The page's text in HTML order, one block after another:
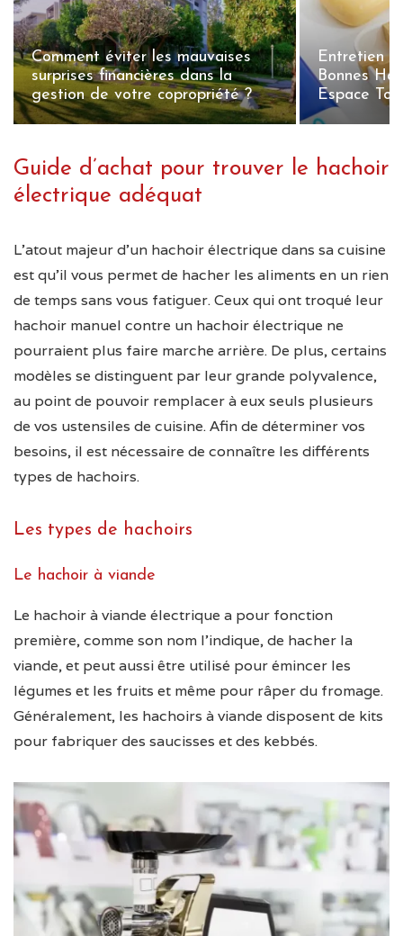
Comment éviter les mauvaises
surprises financières dans la
gestion de votre copropriété ?
Entretien
Bonnes
Espace
Guide d’achat pour trouver le hachoir
électrique adéquat
L’atout majeur d’un hachoir électrique dans sa cuisine
est qu’il vous permet de hacher les aliments en un rien
de temps sans vous fatiguer. Ceux qui ont troqué leur
hachoir manuel contre un hachoir électrique ne
pourraient plus faire marche arrière. De plus, certains
modèles se distinguent par leur grande polyvalence,
au point de pouvoir remplacer à eux seuls plusieurs
de vos ustensiles de cuisine. Afin de déterminer vos
besoins, il est nécessaire de connaître les différents
types de hachoirs.
Les types de hachoirs
Le hachoir à viande
Le hachoir à viande électrique a pour fonction
première, comme son nom l’indique, de hacher la
viande, et peut aussi être utilisé pour émincer les
légumes et les fruits et même pour râper du fromage.
Généralement, les hachoirs à viande disposent de kits
pour fabriquer des saucisses et des kebbés.